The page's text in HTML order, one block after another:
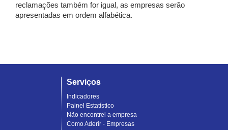
reclamações também for igual, as empresas serão
apresentadas em ordem alfabética.
Serviços
Indicadores
Painel Estatístico
Não encontrei a empresa
Como Aderir - Empresas